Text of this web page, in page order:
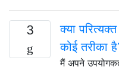
3
क्या
कोई तरीका
मैं अपने